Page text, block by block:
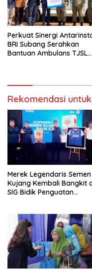
Perkuat Sinergi
BRI Subang Serahkan
Bantuan Ambulans TJSL
Rekomendasi
Merek Legendaris Semen
Kujang Kembali Bangkit
SIG Bidik Penguatan